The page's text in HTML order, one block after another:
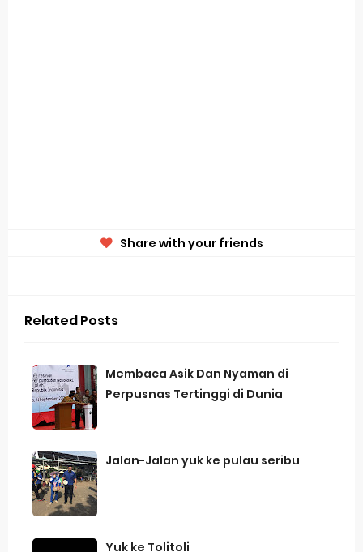
Share with your friends
Related Posts
Membaca Asik Dan Nyaman di
Perpusnas Tertinggi di Dunia
Jalan-Jalan yuk ke pulau seribu
Yuk ke Tolitoli